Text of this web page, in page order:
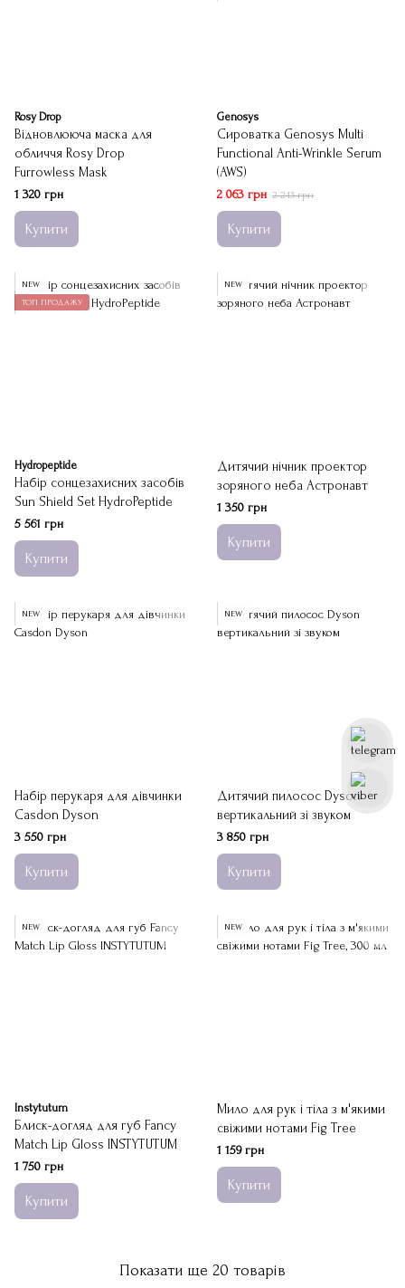
Rosy Drop
Відновлююча маска для
обличчя Rosy Drop
Furrowless Mask
1 320 грн
Купити
Genosys
Сироватка Genosys Multi
Functional Anti-Wrinkle Serum
(AWS)
2 063 грн 2 243 грн
Купити
NEW
ТОП ПРОДАЖУ
Hydropeptide
Набір сонцезахисних засобів
Sun Shield Set HydroPeptide
5 561 грн
Купити
NEW
Дитячий нічник проектор
зоряного неба Астронавт
1 350 грн
Купити
NEW
Набір перукаря для дівчинки
Casdon Dyson
3 550 грн
Купити
NEW
Дитячий пилосос Dyson
вертикальний зі звуком
3 850 грн
Купити
NEW
Instytutum
Блиск-догляд для губ Fancy
Match Lip Gloss INSTYTUTUM
1 750 грн
Купити
NEW
Мило для рук і тіла з м'якими
свіжими нотами Fig Tree
1 159 грн
Купити
Показати ще 20 товарів